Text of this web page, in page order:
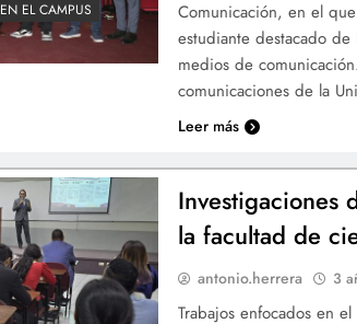
EN EL CAMPUS
Comunicación, en el
estudiante destacado
medios de
comunicaciones de la
Leer más
Investigaciones
la facultad de
antonio.herrera 3
Trabajos enfocados en